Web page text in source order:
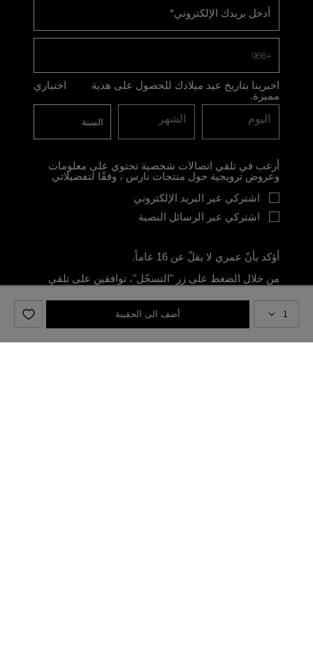
أضف الى الحقيبة
أدخل بريدك الإلكتروني*
+966
اخبرينا بتاريخ عيد ميلادك للحصول على هدية
مميزة.
اختياري
اليوم الشهر
أرغب في تلقي اتصالات شخصية تحتوي على معلومات
وعروض ترويجية حول منتجات نارس ، وفقًا لتفضيلاتي
اشتركي عبر البريد الإلكتروني
اشتركي عبر الرسائل النصية
أؤكد بأنّ عمري لا يقلّ عن 16 عاماً.
من خلال الضغط على زر "التسجّل"، توافقين على تلقي
مواد تسويقية حول مستحضرات علامة Nars وفعاليّاتها
عبر البريد الإلكتروني أو الرسائل النصية القصيرة. يحق لك
في أي وقت سحب موافقتك على تلقّي رسائل إلكترونية
تسويقية أو رسائل نصية قصيرة. لسحب الموافقة، يرجى
الضغط على رابط إلغاء الاشتراك الوارد في كل نشرة
إخبارية ورسالة نصية قصيرة.